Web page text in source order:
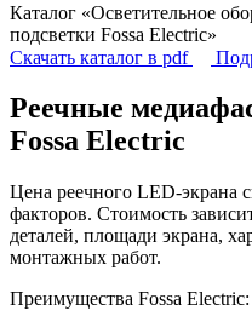
Каталог «Осветительное
подсветки Fossa Electric»
Скачать каталог в pdf
Реечные
Fossa Electric
Цена реечного LED-экрана
факторов. Стоимость
деталей, площади экрана,
монтажных работ.
Преимущества Fossa Electric: